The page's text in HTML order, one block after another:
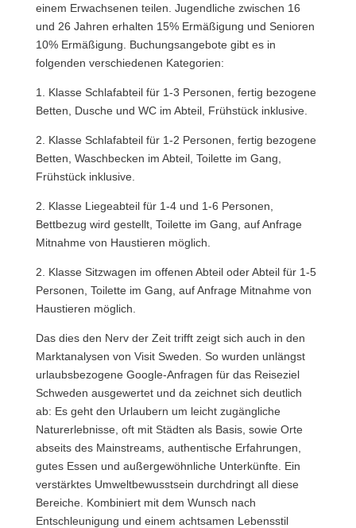
einem Erwachsenen teilen. Jugendliche zwischen 16
und 26 Jahren erhalten 15% Ermäßigung und Senioren
10% Ermäßigung. Buchungsangebote gibt es in
folgenden verschiedenen Kategorien:
1. Klasse Schlafabteil für 1-3 Personen, fertig bezogene
Betten, Dusche und WC im Abteil, Frühstück inklusive.
2. Klasse Schlafabteil für 1-2 Personen, fertig bezogene
Betten, Waschbecken im Abteil, Toilette im Gang,
Frühstück inklusive.
2. Klasse Liegeabteil für 1-4 und 1-6 Personen,
Bettbezug wird gestellt, Toilette im Gang, auf Anfrage
Mitnahme von Haustieren möglich.
2. Klasse Sitzwagen im offenen Abteil oder Abteil für 1-5
Personen, Toilette im Gang, auf Anfrage Mitnahme von
Haustieren möglich.
Das dies den Nerv der Zeit trifft zeigt sich auch in den
Marktanalysen von Visit Sweden. So wurden unlängst
urlaubsbezogene Google-Anfragen für das Reiseziel
Schweden ausgewertet und da zeichnet sich deutlich
ab: Es geht den Urlaubern um leicht zugängliche
Naturerlebnisse, oft mit Städten als Basis, sowie Orte
abseits des Mainstreams, authentische Erfahrungen,
gutes Essen und außergewöhnliche Unterkünfte. Ein
verstärktes Umweltbewusstsein durchdringt all diese
Bereiche. Kombiniert mit dem Wunsch nach
Entschleunigung und einem achtsamen Lebensstil